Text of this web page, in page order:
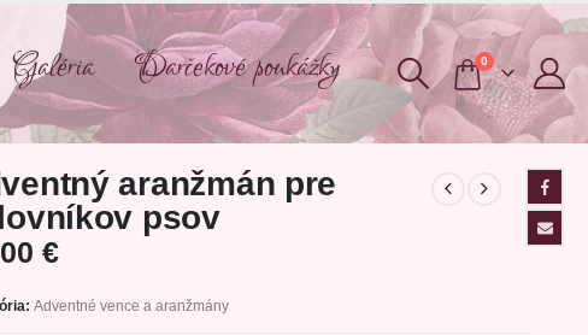
Galéria Darčekové poukážky 0
aranžmán pre
psov
€
Adventné vence a aranžmány